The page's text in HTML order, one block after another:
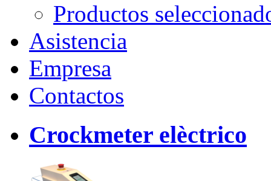
Productos
Asistencia
Empresa
Contactos
Crockmeter elèctrico